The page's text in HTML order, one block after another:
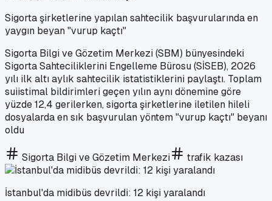
Sigorta şirketlerine yapılan sahtecilik başvurularında en
yaygın beyan "vurup kaçtı"
Sigorta Bilgi ve Gözetim Merkezi (SBM) bünyesindeki
Sigorta Sahteciliklerini Engelleme Bürosu (SİSEB), 2026
yılı ilk altı aylık sahtecilik istatistiklerini paylaştı. Toplam
suiistimal bildirimleri geçen yılın aynı dönemine göre
yüzde 12,4 gerilerken, sigorta şirketlerine iletilen hileli
dosyalarda en sık başvurulan yöntem "vurup kaçtı" beyanı
oldu
Sigorta Bilgi ve Gözetim Merkezi trafik kazası
İstanbul'da midibüs devrildi: 12 kişi yaralandı